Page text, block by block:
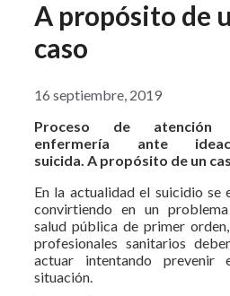
A propósito de
caso
16 septiembre, 2019
Proceso de atención
enfermería ante
suicida. A propósito de un
En la actualidad el suicidio se
convirtiendo en un
salud pública de primer
profesionales sanitarios
actuar intentando prevenir
situación.